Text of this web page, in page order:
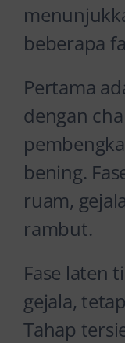
beberapa
Pertama
dengan
bening.
ruam,
rambut.
Fase laten
gejala,
Tahap